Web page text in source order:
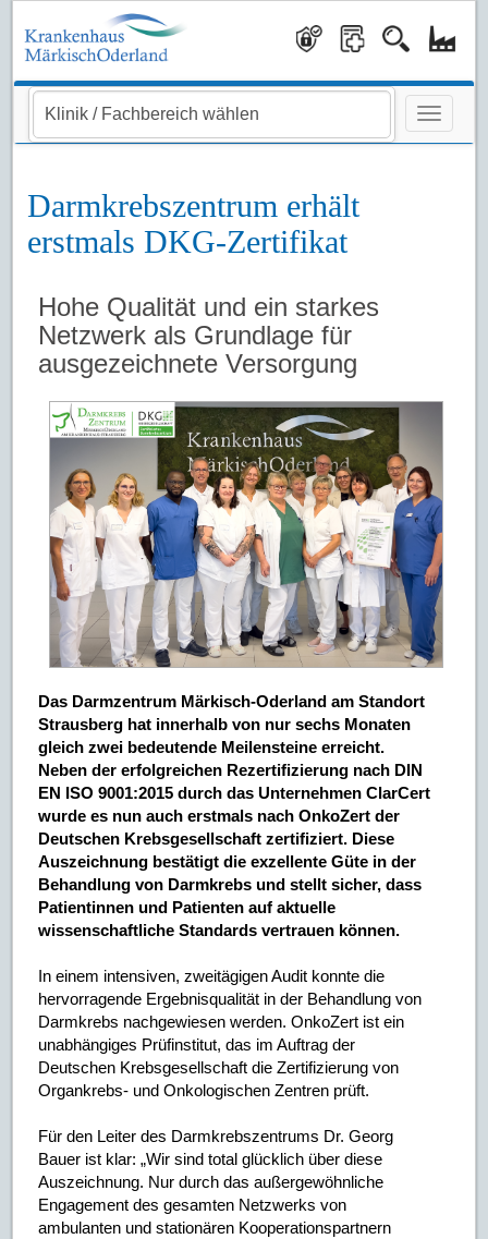
Darmkrebszentrum erhält
erstmals DKG-Zertifikat
Hohe Qualität und ein starkes
Netzwerk als Grundlage für
ausgezeichnete Versorgung
Das Darmzentrum Märkisch-Oderland am Standort
Strausberg hat innerhalb von nur sechs Monaten
gleich zwei bedeutende Meilensteine erreicht.
Neben der erfolgreichen Rezertifizierung nach DIN
EN ISO 9001:2015 durch das Unternehmen ClarCert
wurde es nun auch erstmals nach OnkoZert der
Deutschen Krebsgesellschaft zertifiziert. Diese
Auszeichnung bestätigt die exzellente Güte in der
Behandlung von Darmkrebs und stellt sicher, dass
Patientinnen und Patienten auf aktuelle
wissenschaftliche Standards vertrauen können.
In einem intensiven, zweitägigen Audit konnte die
hervorragende Ergebnisqualität in der Behandlung von
Darmkrebs nachgewiesen werden. OnkoZert ist ein
unabhängiges Prüfinstitut, das im Auftrag der
Deutschen Krebsgesellschaft die Zertifizierung von
Organkrebs- und Onkologischen Zentren prüft.
Für den Leiter des Darmkrebszentrums Dr. Georg
Bauer ist klar: „Wir sind total glücklich über diese
Auszeichnung. Nur durch das außergewöhnliche
Engagement des gesamten Netzwerks von
ambulanten und stationären Kooperationspartnern